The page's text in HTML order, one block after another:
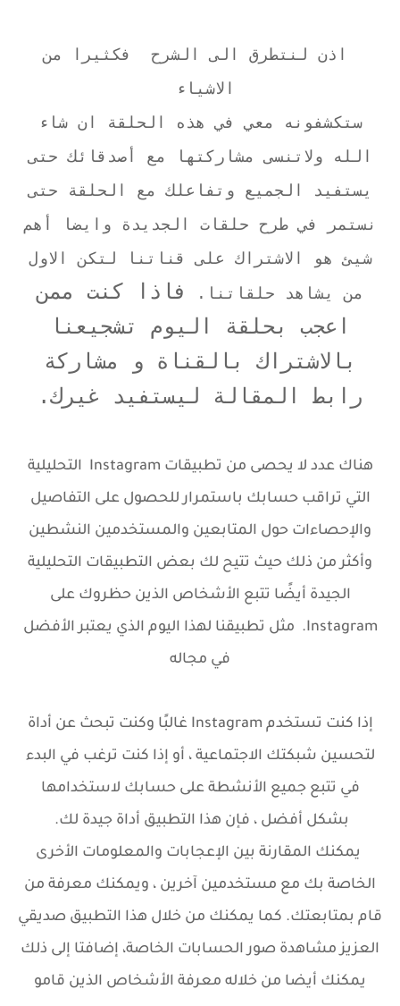
اذن لنتطرق الى الشرح فكثيرا من
الاشياء
ستكشفونه معي في هذه الحلقة ان شاء
الله ولاتنسى مشاركتها مع أصدقائك حتى
يستفيد الجميع وتفاعلك مع الحلقة حتى
نستمر في طرح حلقات الجديدة وايضا أهم
شيئ هو الاشتراك على قناتنا لتكن الاول
من يشاهد حلقاتنا.
فاذا كنت ممن
اعجب بحلقة اليوم تشجيعنا
بالاشتراك بالقناة و مشاركة
رابط المقالة ليستفيد غيرك.
هناك عدد لا يحصى من تطبيقات Instagram التحليلية
التي تراقب حسابك باستمرار للحصول على التفاصيل
والإحصاءات حول المتابعين والمستخدمين النشطين
وأكثر من ذلك حيث تتيح لك بعض التطبيقات التحليلية
الجيدة أيضًا تتبع الأشخاص الذين حظروك على
Instagram. مثل تطبيقنا لهذا اليوم الذي يعتبر الأفضل
في مجاله
إذا كنت تستخدم Instagram غالبًا وكنت تبحث عن أداة
لتحسين شبكتك الاجتماعية ، أو إذا كنت ترغب في البدء
في تتبع جميع الأنشطة على حسابك لاستخدامها
بشكل أفضل ، فإن هذا التطبيق أداة جيدة لك.
يمكنك المقارنة بين الإعجابات والمعلومات الأخرى
الخاصة بك مع مستخدمين آخرين ، ويمكنك معرفة من
قام بمتابعتك. كما يمكنك من خلال هذا التطبيق صديقي
العزيز مشاهدة صور الحسابات الخاصة، إضافتا إلى ذلك
يمكنك أيضا من خلاله معرفة الأشخاص الذين قامو